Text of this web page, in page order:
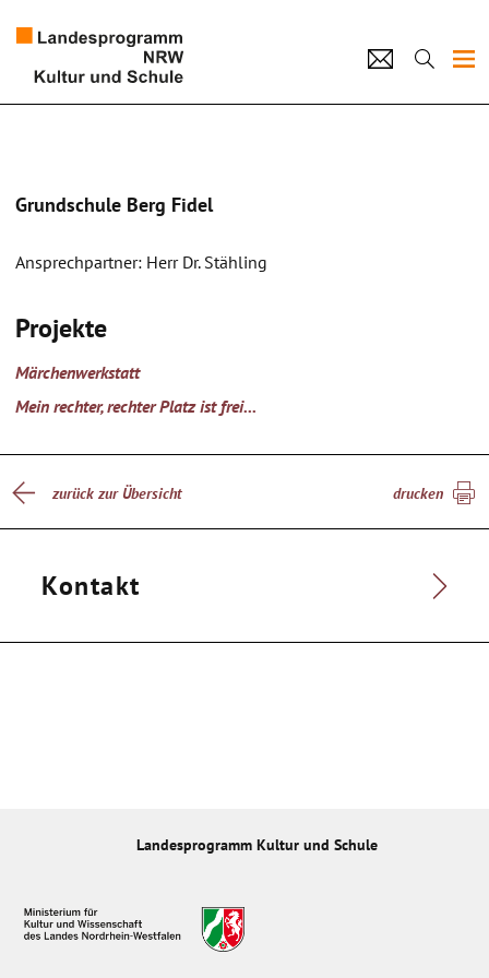
Kultur und Schule
home Impressum
Grundschule Berg Fidel
Ansprechpartner: Herr Dr. Stähling
Projekte
Märchenwerkstatt
Mein rechter, rechter Platz ist frei...
zurück zur Übersicht drucken
Kontakt
Landesprogramm Kultur und Schule